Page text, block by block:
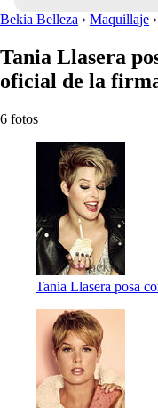
Bekia Belleza › Maquillaje
Tania Llasera
oficial de la
6 fotos
Tania Llasera posa